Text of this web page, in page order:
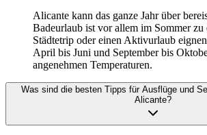
Alicante kann das ganze Jahr über
Badeurlaub ist vor allem im Sommer zu
Städtetrip oder einen Aktivurlaub
April bis Juni und September bis
angenehmen Temperaturen.
Was sind die besten Tipps für Ausflüge und
Alicante?